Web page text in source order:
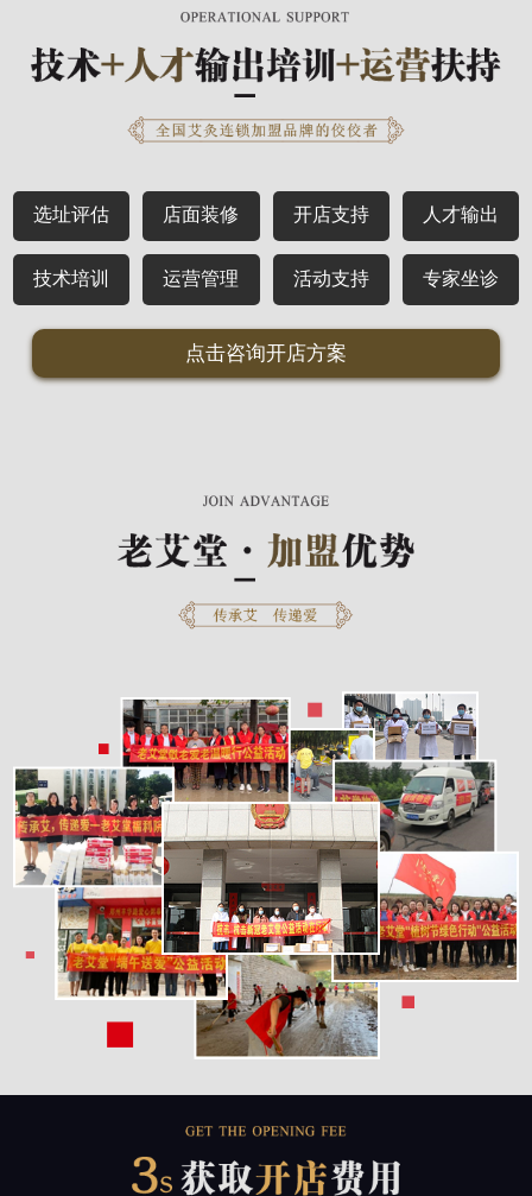
选址评估 店面装修 开店支持 人才输出
技术培训 运营管理 活动支持 专家坐诊
点击咨询开店方案